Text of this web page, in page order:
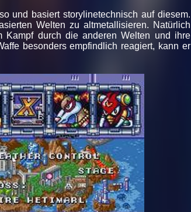
und basiert storylinetechnisch auf diesem.
Welten zu altmetallisieren. Natürlich
Kampf durch die anderen Welten und ihre
besonders empfindlich reagiert, kann er